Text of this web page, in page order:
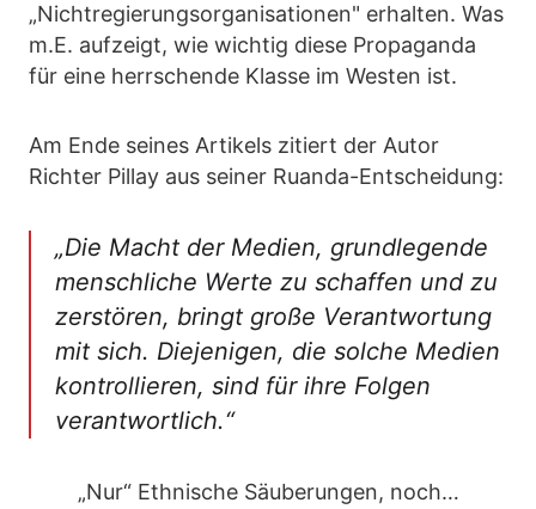
„Nichtregierungsorganisationen" erhalten. Was
m.E. aufzeigt, wie wichtig diese Propaganda
für eine herrschende Klasse im Westen ist.
Am Ende seines Artikels zitiert der Autor
Richter Pillay aus seiner Ruanda-Entscheidung:
„Die Macht der Medien, grundlegende
menschliche Werte zu schaffen und zu
zerstören, bringt große Verantwortung
mit sich. Diejenigen, die solche Medien
kontrollieren, sind für ihre Folgen
verantwortlich.“
„Nur“ Ethnische Säuberungen, noch…